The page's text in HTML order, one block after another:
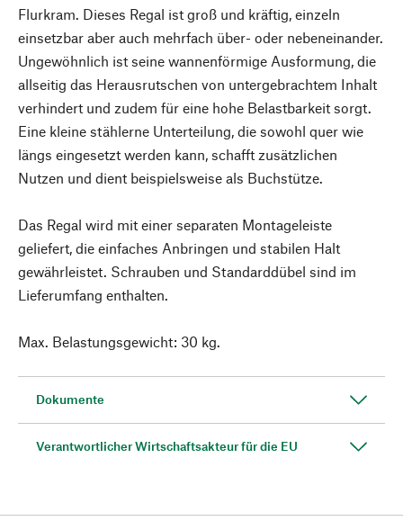
Flurkram. Dieses Regal ist groß und kräftig, einzeln
einsetzbar aber auch mehrfach über- oder nebeneinander.
Ungewöhnlich ist seine wannenförmige Ausformung, die
allseitig das Herausrutschen von untergebrachtem Inhalt
verhindert und zudem für eine hohe Belastbarkeit sorgt.
Eine kleine stählerne Unterteilung, die sowohl quer wie
längs eingesetzt werden kann, schafft zusätzlichen
Nutzen und dient beispielsweise als Buchstütze.
Das Regal wird mit einer separaten Montageleiste
geliefert, die einfaches Anbringen und stabilen Halt
gewährleistet. Schrauben und Standarddübel sind im
Lieferumfang enthalten.
Max. Belastungsgewicht: 30 kg.
Dokumente
Verantwortlicher Wirtschaftsakteur für die EU